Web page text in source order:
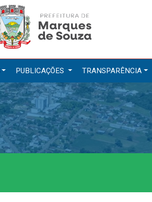
PUBLICAÇÕES TRANSPARÊNCIA
Serviços
IPTU 2026
Nota Fiscal Eletrônica